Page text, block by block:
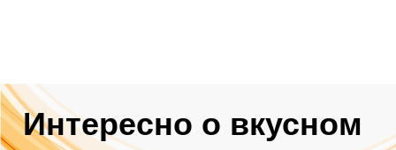
Интересно о вкусном